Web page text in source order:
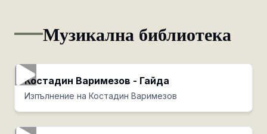
Музикална библиотека
Костадин Варимезов - Гайда
Изпълнение на Костадин Варимезов